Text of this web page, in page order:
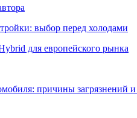
выбор перед холодами
для европейского рынка
причины загрязнений